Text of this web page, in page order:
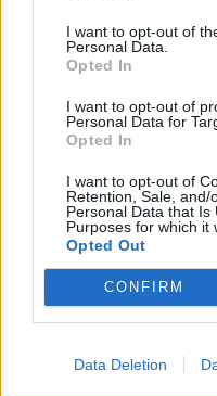
I want to opt-out of
Personal Data.
Opted In
I want to opt-out of
Personal Data for
Opted In
I want to opt-out of
Retention, Sale, and/
Personal Data that Is
Purposes for which it
Opted Out
CONFIRM
Data Deletion
13. rész
Woody
A világ